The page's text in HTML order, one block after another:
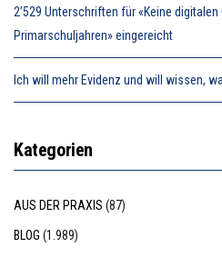
2’529 Unterschriften für «Keine
Primarschuljahren» eingereicht
Ich will mehr Evidenz und will wissen,
Kategorien
AUS DER PRAXIS (87)
BLOG (1.989)